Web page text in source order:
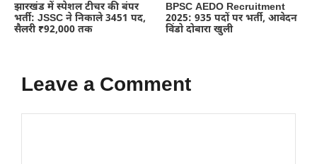
झारखंड में स्पेशल टीचर की बंपर
भर्ती: JSSC ने निकाले 3451 पद,
सैलरी ₹92,000 तक
BPSC AEDO Recruitment
2025: 935 पदों पर भर्ती, आवेदन
विंडो दोबारा खुली
Leave a Comment